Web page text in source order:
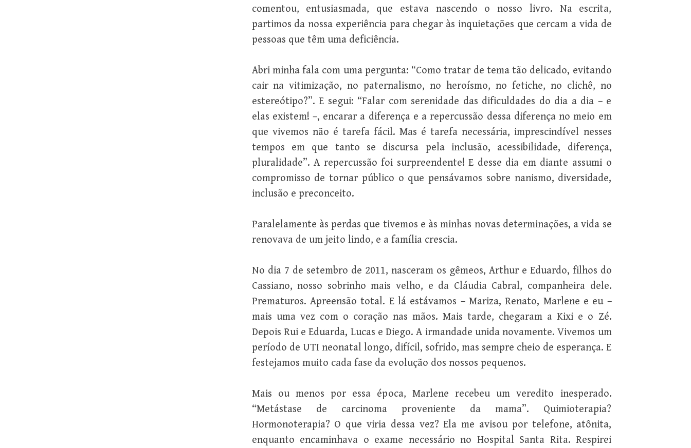
comentou, entusiasmada, que estava nascendo o nosso livro. Na escrita,
partimos da nossa experiência para chegar às inquietações que cercam a vida de
pessoas que têm uma deficiência.
Abri minha fala com uma pergunta: “Como tratar de tema tão delicado, evitando
cair na vitimização, no paternalismo, no heroísmo, no fetiche, no clichê, no
estereótipo?”. E segui: “Falar com serenidade das dificuldades do dia a dia – e
elas existem! –, encarar a diferença e a repercussão dessa diferença no meio em
que vivemos não é tarefa fácil. Mas é tarefa necessária, imprescindível nesses
tempos em que tanto se discursa pela inclusão, acessibilidade, diferença,
pluralidade”. A repercussão foi surpreendente! E desse dia em diante assumi o
compromisso de tornar público o que pensávamos sobre nanismo, diversidade,
inclusão e preconceito.
Paralelamente às perdas que tivemos e às minhas novas determinações, a vida se
renovava de um jeito lindo, e a família crescia.
No dia 7 de setembro de 2011, nasceram os gêmeos, Arthur e Eduardo, filhos do
Cassiano, nosso sobrinho mais velho, e da Cláudia Cabral, companheira dele.
Prematuros. Apreensão total. E lá estávamos – Mariza, Renato, Marlene e eu –
mais uma vez com o coração nas mãos. Mais tarde, chegaram a Kixi e o Zé.
Depois Rui e Eduarda, Lucas e Diego. A irmandade unida novamente. Vivemos um
período de UTI neonatal longo, difícil, sofrido, mas sempre cheio de esperança. E
festejamos muito cada fase da evolução dos nossos pequenos.
Mais ou menos por essa época, Marlene recebeu um veredito inesperado.
“Metástase de carcinoma proveniente da mama”. Quimioterapia?
Hormonoterapia? O que viria dessa vez? Ela me avisou por telefone, atônita,
enquanto encaminhava o exame necessário no Hospital Santa Rita. Respirei